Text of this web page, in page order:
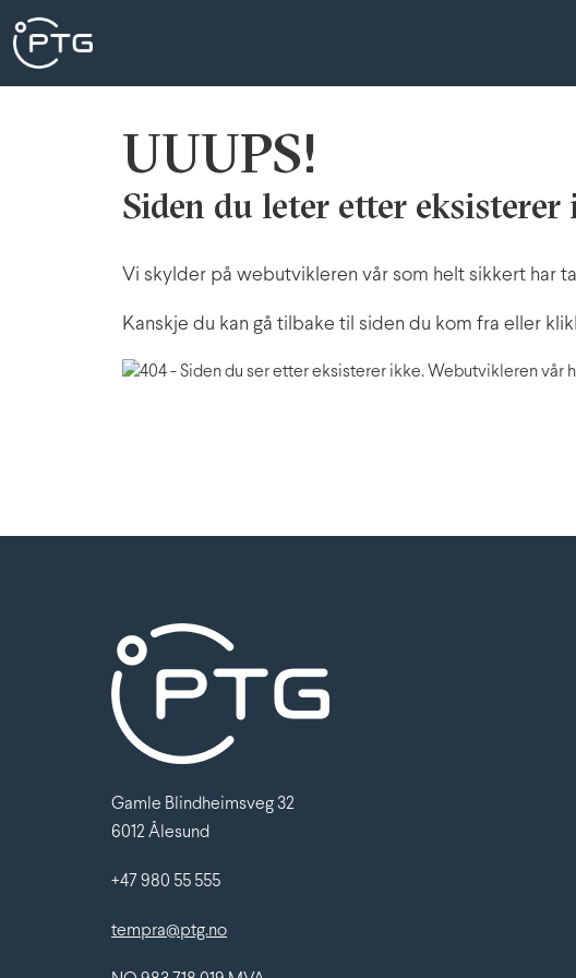
UUUPS!
Siden du leter etter
Vi skylder på webutvikleren vår som helt sikkert har
Kanskje du kan gå tilbake til siden du kom fra eller
Gamle Blindheimsveg 32
6012 Ålesund
+47 980 55 555
tempra@ptg.no